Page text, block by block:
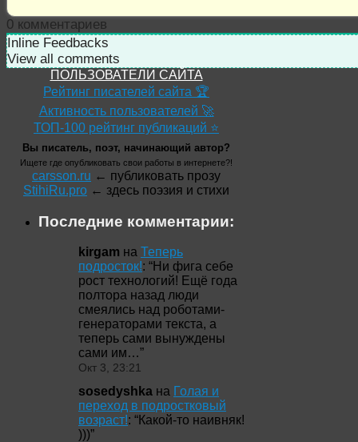
0 комментариев
Inline Feedbacks
View all comments
ПОЛЬЗОВАТЕЛИ САЙТА
Рейтинг писателей сайта 🏆
Активность пользователей 🚀
ТОП-100 рейтинг публикаций ⭐
Вы писатель, поэт, начинающий автор?
Ищете где опубликовать свои работы в интернете?!
carsson.ru ← публиковать прозу
StihiRu.pro ← здесь поэзия и стихи
Последние комментарии:
kirgam на Теперь
подросток!: “Ни фига себе
рост технологий! Ещё года
полтора назад люди
смеялись над роботами-
генераторами текста, а
теперь сами вынуждены
сами им…”
Окт 3, 23:21
sosedyshka на Голая и
переход в подростковый
возраст!: “Какой-то наивняк!
)))”